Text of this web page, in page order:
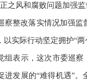
之风和腐败问题加强
察整改落实情况加强
实际行动坚定拥护“
组表示，这次市委巡
进发展的“难得机遇”